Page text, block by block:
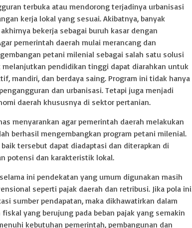
terbuka atau mendorong terjadinya urbanisasi
kerja lokal yang sesuai. Akibatnya, banyak
bekerja sebagai buruh kasar dengan
pemerintah daerah mulai merancang dan
petani milenial sebagai salah satu solusi
pendidikan tinggi dapat diarahkan untuk
mandiri, dan berdaya saing. Program ini tidak hanya
dan urbanisasi. Tetapi juga menjadi
daerah khususnya di sektor pertanian.
menyarankan agar pemerintah daerah melakukan
berhasil mengembangkan program petani milenial.
tersebut dapat diadaptasi dan diterapkan di
potensi dan karakteristik lokal.
ini pendekatan yang umum digunakan masih
seperti pajak daerah dan retribusi. Jika pola ini
sumber pendapatan, maka dikhawatirkan dalam
yang berujung pada beban pajak yang semakin
kebutuhan pemerintah, pembangunan dan